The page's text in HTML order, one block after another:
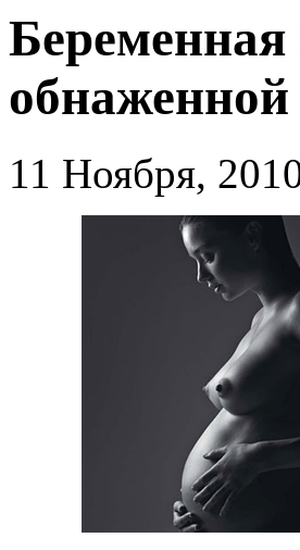
обнаженной
11 Ноября,